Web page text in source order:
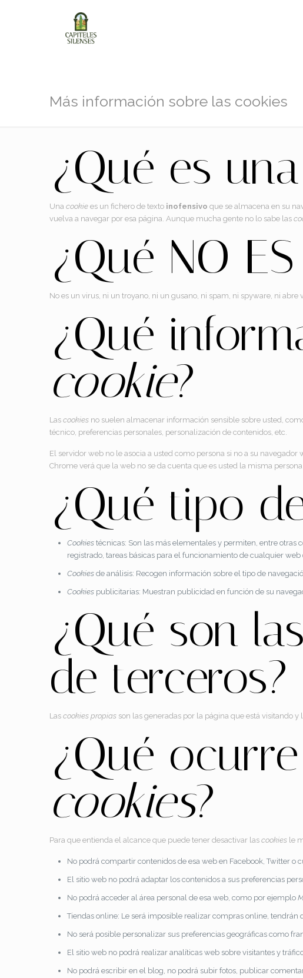
Más información sobre las cookies
¿Qué es
Una cookie es un fichero de texto inofensivo que se almacena en su
vuelva a navegar por esa página. Aunque mucha gente no lo sabe las
¿Qué NO
No es un virus, ni un troyano, ni un gusano, ni spam, ni spyware, ni abre
¿Qué
cookie?
Las cookies no suelen almacenar información sensible sobre usted,
técnico, preferencias personales, personalización de contenidos, etc.
El servidor web no le asocia a usted como persona si no a su
Chrome verá que la web no se da cuenta que es usted la misma
¿Qué tipo
Cookies técnicas: Son las más elementales y permiten, entre
registrado, tareas básicas para el funcionamiento de cualquier web
Cookies de análisis: Recogen información sobre el tipo de
Cookies publicitarias: Muestran publicidad en función de su
¿Qué son las
de terceros?
Las cookies propias son las generadas por la página que está visitando y
¿Qué
cookies?
Para que entienda el alcance que puede tener desactivar las cookies le
No podrá compartir contenidos de esa web en Facebook, Twitter o
El sitio web no podrá adaptar los contenidos a sus preferencias
No podrá acceder al área personal de esa web, como por ejemplo
Tiendas online: Le será imposible realizar compras online, tendrán
No será posible personalizar sus preferencias geográficas como
El sitio web no podrá realizar analíticas web sobre visitantes y
No podrá escribir en el blog, no podrá subir fotos, publicar